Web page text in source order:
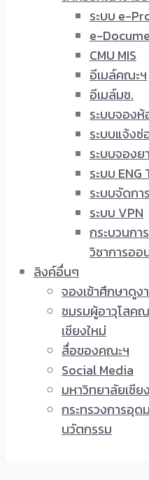
ระบบ e-
e-
CMU MIS
อีเมล์คณะฯ
อีเมล์มช.
ระบบจองห้
ระบบแจ้งซ่
ระบบจองย
ระบบ ENG
ระบบจัดกา
ระบบ VPN
กระบวนก
วิชาการออ
ลิงค์อื่นๆ
จองเข้าศึกษาดู
ชมรมผู้อาวุโสค
เชียงใหม่
สื่อของคณะฯ
Social Media
มหาวิทยาลัยเชีย
กระทรวงการอุด
นวัตกรรม